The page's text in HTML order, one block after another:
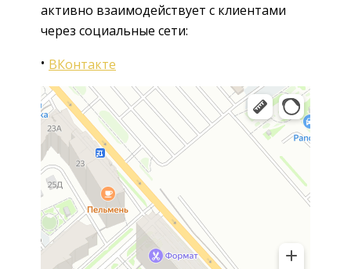
активно взаимодействует с клиентами
через социальные сети:
ВКонтакте